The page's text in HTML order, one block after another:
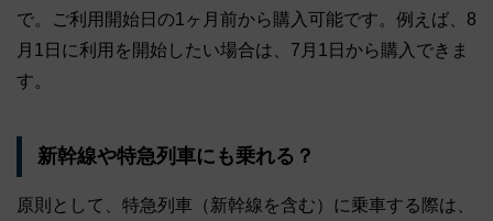
で。ご利用開始日の1ヶ月前から購入可能です。例えば、8
月1日に利用を開始したい場合は、7月1日から購入できま
す。
新幹線や特急列車にも乗れる？
原則として、特急列車（新幹線を含む）に乗車する際は、